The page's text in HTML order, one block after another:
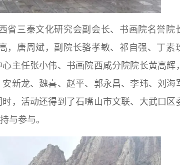
三秦文化研究会副会长、书画院名誉院
，唐周斌，副院长骆孝敏、祁自强、丁素
主任张小伟、书画院西咸分院院长黄高辉
新龙、魏喜、赵平、郭永昌、李玮、刘海
，活动还得到了石嘴山市文联、大武口区
与参与。